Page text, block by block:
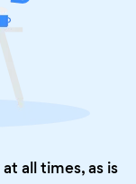
at all times, as is